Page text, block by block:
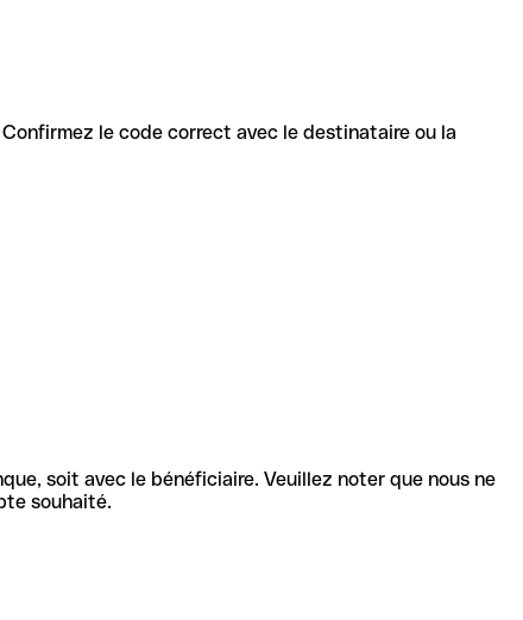
le code correct avec le destinataire ou la
soit avec le bénéficiaire. Veuillez noter que nous ne
souhaité.